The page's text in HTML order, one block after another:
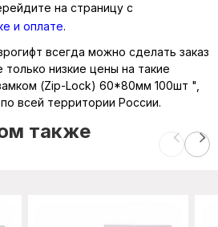
на страницу с
и оплате.
всегда можно сделать заказ
только низкие цены на такие
(Zip-Lock) 60*80мм 100шт ",
всей территории России.
также